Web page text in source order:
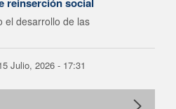
el desarrollo de las
Julio, 2026 - 17:31